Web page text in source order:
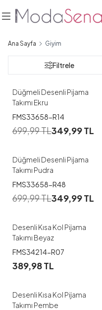
Ana Sayfa Giyim
Filtrele
L XL XXL
Düğmeli Desenli Pijama
Takımı Ekru
FMS33658-R14
699,99TL349,99TL
M L XL XXL
Düğmeli Desenli Pijama
Takımı Pudra
FMS33658-R48
699,99TL349,99TL
M L XL XXL
Desenli Kısa Kol Pijama
Takımı Beyaz
FMS34214-R07
389,98TL
M L
Desenli Kısa Kol Pijama
Takımı Pembe